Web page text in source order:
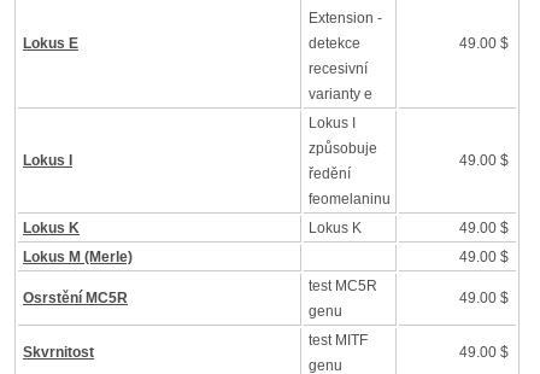
Lokus E
Extension -
detekce
recesivní
varianty e
49.00 $
Lokus I
Lokus I
způsobuje
ředění
feomelaninu
49.00 $
Lokus K Lokus K
49.00 $
Lokus M (Merle)
49.00 $
Osrstění MC5R
test MC5R
genu
49.00 $
Skvrnitost
test MITF
genu
49.00 $